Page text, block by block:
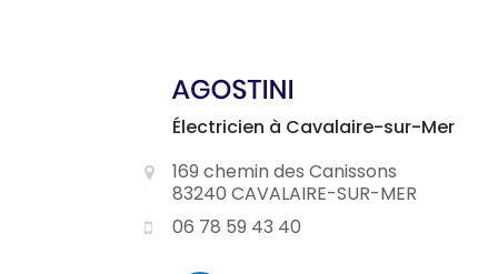
Électricien à Cavalaire-sur-Mer
169 chemin des Canissons
83240 CAVALAIRE-SUR-MER
06 78 59 43 40